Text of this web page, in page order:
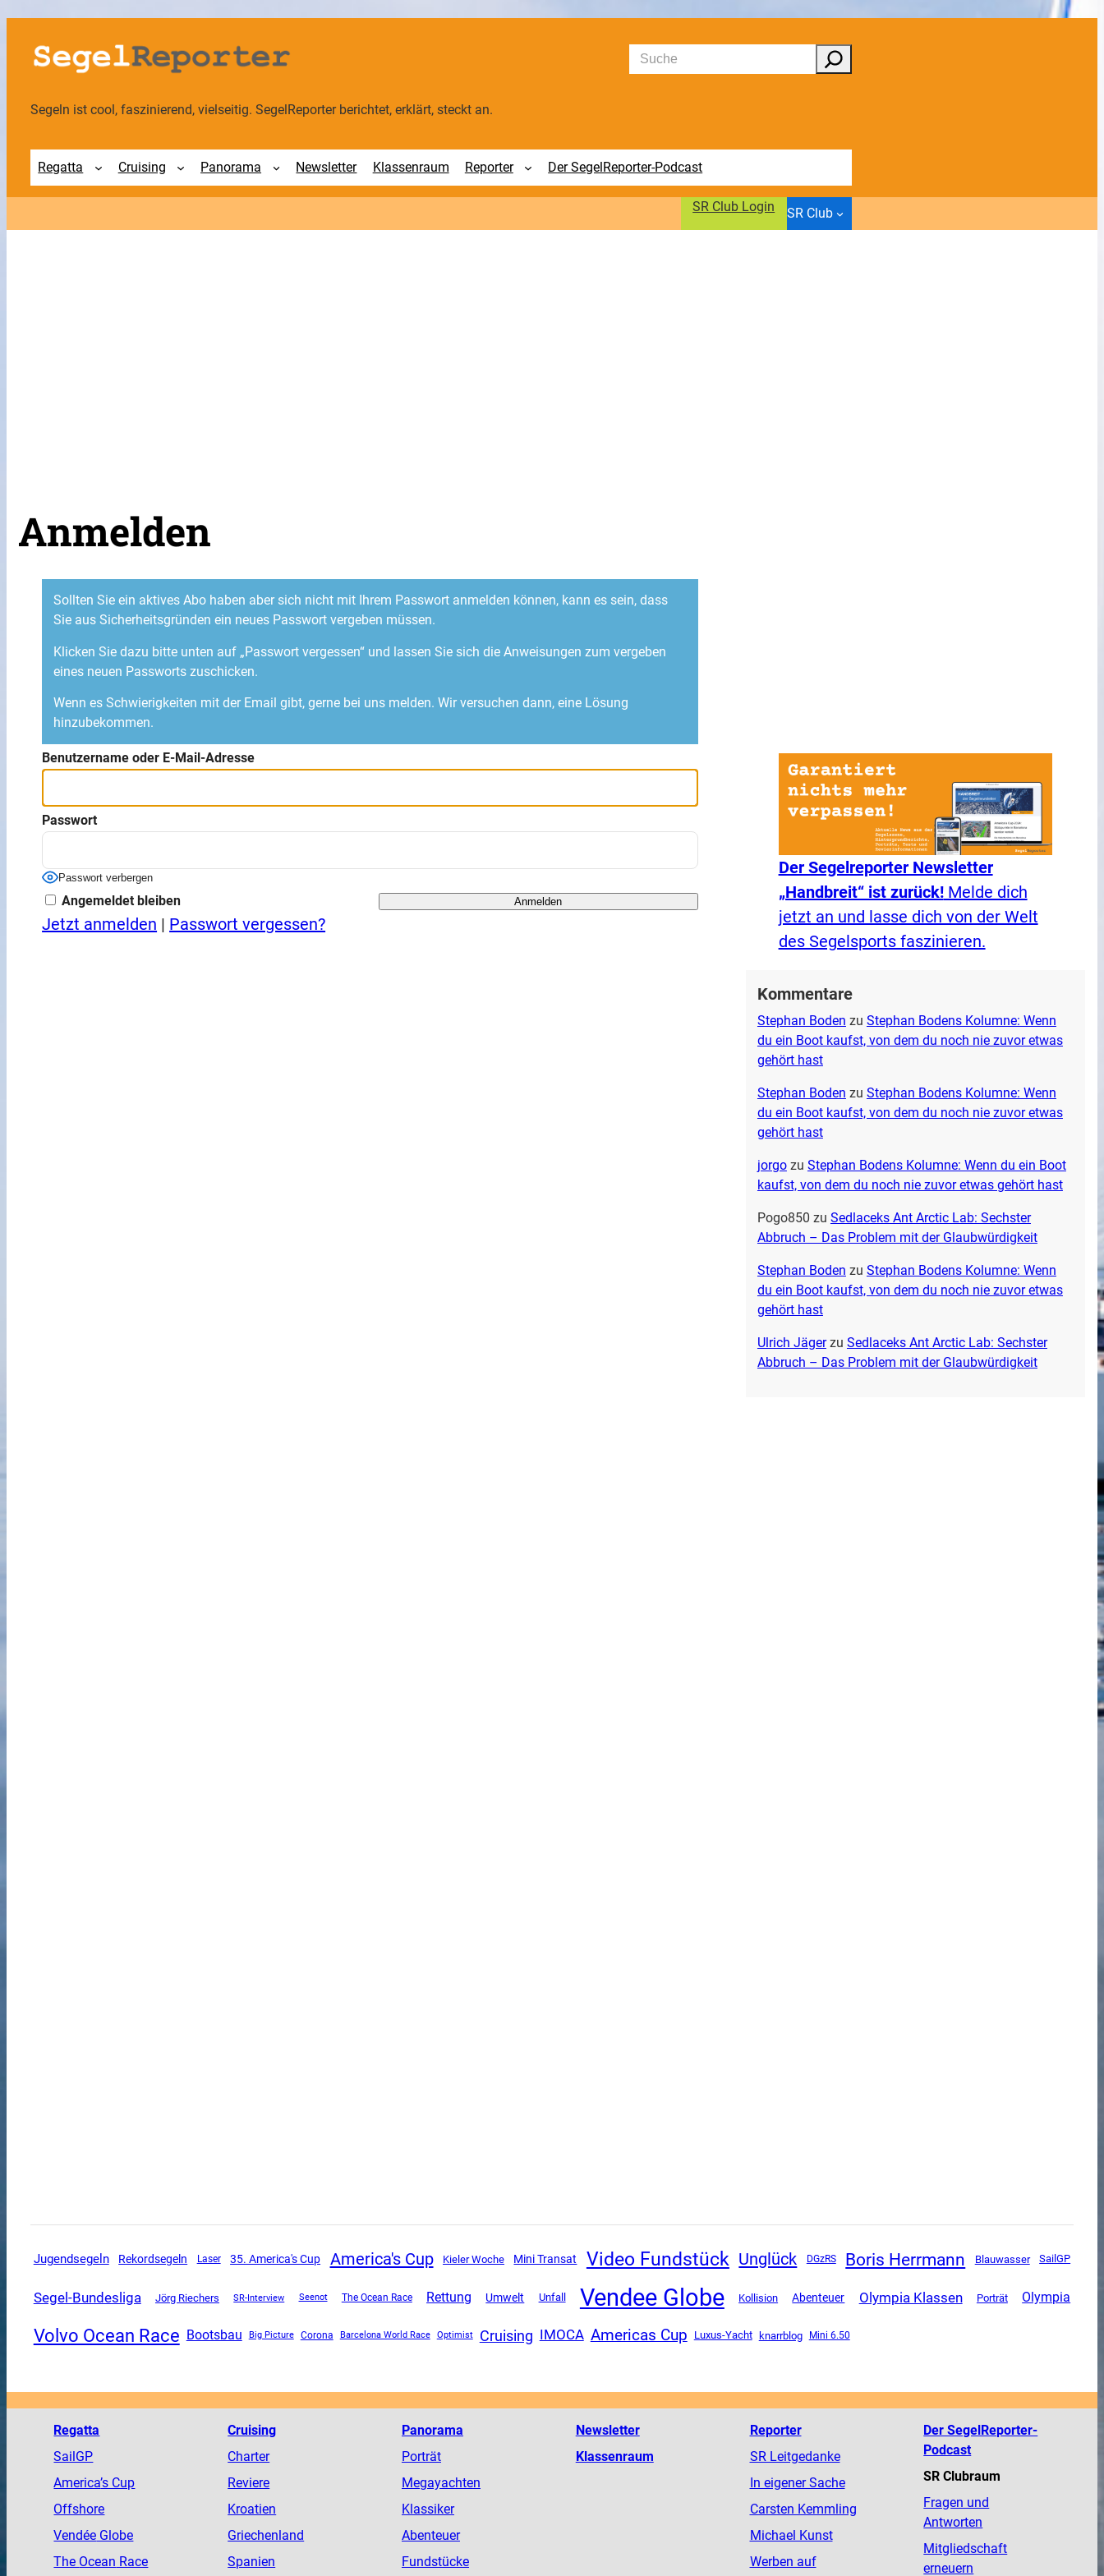
Suchen
Segeln ist cool, faszinierend, vielseitig. SegelReporter berichtet, erklärt, steckt an.
Regatta Cruising Panorama Newsletter Klassenraum Reporter Der SegelReporter-Podcast
SR Club Login SR Club
Anmelden
Sollten Sie ein aktives Abo haben aber sich nicht mit Ihrem Passwort anmelden können, kann es sein, dass
Sie aus Sicherheitsgründen ein neues Passwort vergeben müssen.
Klicken Sie dazu bitte unten auf „Passwort vergessen“ und lassen Sie sich die Anweisungen zum vergeben
eines neuen Passworts zuschicken.
Wenn es Schwierigkeiten mit der Email gibt, gerne bei uns melden. Wir versuchen dann, eine Lösung
hinzubekommen.
Benutzername oder E-Mail-Adresse
Passwort
Passwort verbergen
Angemeldet bleiben
Jetzt anmelden | Passwort vergessen?
Der Segelreporter Newsletter
„Handbreit“ ist zurück!Melde dich
jetzt an und lasse dich von der Welt
des Segelsports faszinieren.
Kommentare
Stephan Boden zu Stephan Bodens Kolumne: Wenn
du ein Boot kaufst, von dem du noch nie zuvor etwas
gehört hast
Stephan Boden zu Stephan Bodens Kolumne: Wenn
du ein Boot kaufst, von dem du noch nie zuvor etwas
gehört hast
jorgozu Stephan Bodens Kolumne: Wenn du ein Boot
kaufst, von dem du noch nie zuvor etwas gehört hast
Pogo850 zu Sedlaceks Ant Arctic Lab: Sechster
Abbruch – Das Problem mit der Glaubwürdigkeit
Stephan Boden zu Stephan Bodens Kolumne: Wenn
du ein Boot kaufst, von dem du noch nie zuvor etwas
gehört hast
Ulrich Jägerzu Sedlaceks Ant Arctic Lab: Sechster
Abbruch – Das Problem mit der Glaubwürdigkeit
Jugendsegeln Rekordsegeln Laser 35. America's Cup America's Cup Kieler Woche Mini Transat Video Fundstück Unglück DGzRS Boris Herrmann Blauwasser SailGP
Segel-Bundesliga Jörg Riechers SR-Interview Seenot The Ocean Race Rettung Umwelt Unfall Vendee Globe Kollision Abenteuer Olympia Klassen Porträt Olympia
Volvo Ocean Race Bootsbau Big Picture Corona Barcelona World Race Optimist Cruising IMOCA Americas Cup Luxus-Yacht knarrblog Mini 6.50
Regatta
SailGP
America’s Cup
Offshore
Vendée Globe
The Ocean Race
Cruising
Charter
Reviere
Kroatien
Griechenland
Spanien
Panorama
Porträt
Megayachten
Klassiker
Abenteuer
Fundstücke
Newsletter
Klassenraum
Reporter
SR Leitgedanke
In eigener Sache
Carsten Kemmling
Michael Kunst
Werben auf
Der SegelReporter-
Podcast
SR Clubraum
Fragen und
Antworten
Mitgliedschaft
erneuern